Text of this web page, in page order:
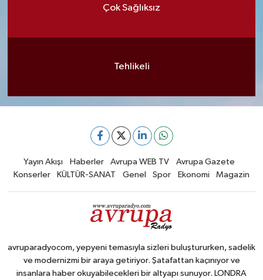
Çok Sağlıksız
Tehlikeli
Yayın Akışı Haberler Avrupa WEB TV
Avrupa Gazete
Konserler
KÜLTÜR-SANAT Genel Spor Ekonomi Magazin
avruparadyocom, yepyeni temasıyla sizleri buluştururken, sadelik
ve modernizmi bir araya getiriyor. Şatafattan kaçınıyor ve
insanlara haber okuyabilecekleri bir altyapı sunuyor. LONDRA